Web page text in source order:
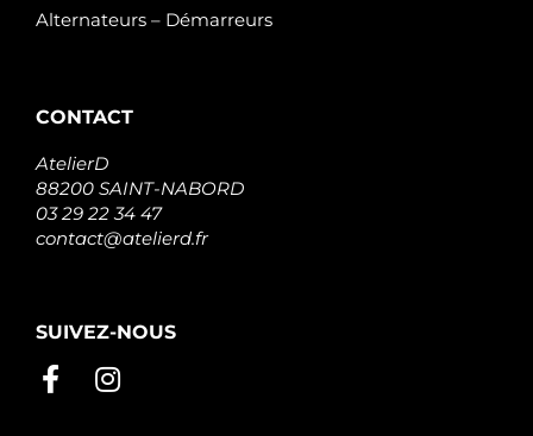
Alternateurs – Démarreurs
CONTACT
AtelierD
88200 SAINT-NABORD
03 29 22 34 47
contact@atelierd.fr
SUIVEZ-NOUS